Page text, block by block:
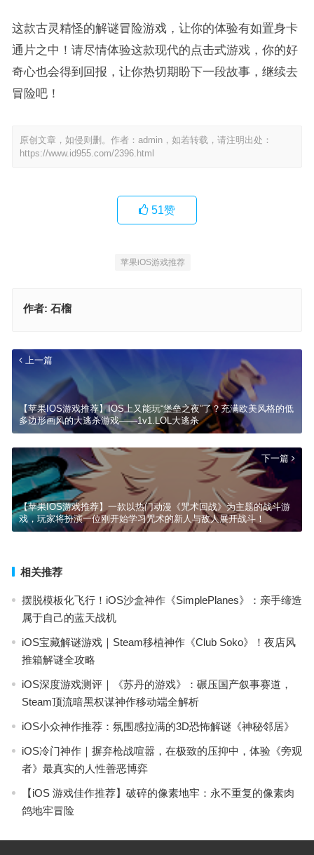
这款古灵精怪的解谜冒险游戏，让你的体验有如置身卡
通片之中！请尽情体验这款现代的点击式游戏，你的好
奇心也会得到回报，让你热切期盼下一段故事，继续去
冒险吧！
原创文章，如侵则删。作者：admin，如若转载，请注明出处：
https://www.id955.com/2396.html
51赞
苹果iOS游戏推荐
作者: 石榴
上一篇
【苹果IOS游戏推荐】IOS上又能玩“堡垒之夜”了？充满欧美风格的低
多边形画风的大逃杀游戏——1v1.LOL大逃杀
下一篇
【苹果IOS游戏推荐】一款以热门动漫《咒术回战》为主题的战斗游
戏，玩家将扮演一位刚开始学习咒术的新人与敌人展开战斗！
相关推荐
摆脱模板化飞行！iOS沙盒神作《SimplePlanes》：亲手缔造
属于自己的蓝天战机
iOS宝藏解谜游戏｜Steam移植神作《Club Soko》！夜店风
推箱解谜全攻略
iOS深度游戏测评｜《苏丹的游戏》：碾压国产叙事赛道，
Steam顶流暗黑权谋神作移动端全解析
iOS小众神作推荐：氛围感拉满的3D恐怖解谜《神秘邻居》
iOS冷门神作｜摒弃枪战喧嚣，在极致的压抑中，体验《旁观
者》最真实的人性善恶博弈
【iOS 游戏佳作推荐】破碎的像素地牢：永不重复的像素肉
鸽地牢冒险